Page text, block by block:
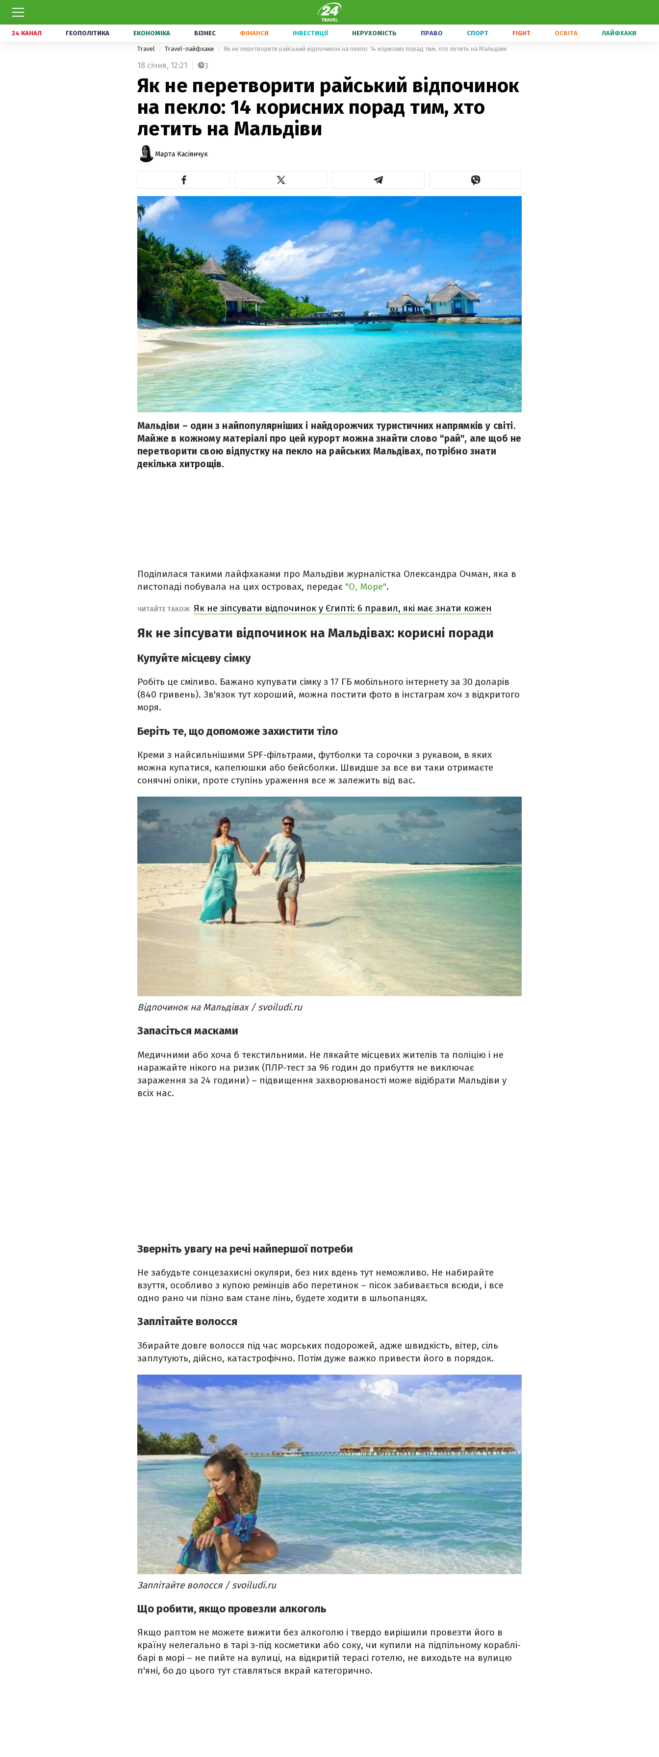
24 КАНАЛ ГЕОПОЛІТИКА ЕКОНОМІКА БІЗНЕС ФІНАНСИ ІНВЕСТИЦІЇ НЕРУХОМІСТЬ ПРАВО СПОРТ FIGHT ОСВІТА ЛАЙФХАКИ
Travel Travel-лайфхаки Як не перетворити райський відпочинок на пекло: 14 корисних порад тим, хто летить на Мальдіви
18 січня, 12:21 3
Як не перетворити райський відпочинок
на пекло: 14 корисних порад тим, хто
летить на Мальдіви
Марта Касіянчук
Мальдіви – один з найпопулярніших і найдорожчих туристичних напрямків у світі.
Майже в кожному матеріалі про цей курорт можна знайти слово "рай", але щоб не
перетворити свою відпустку на пекло на райських Мальдівах, потрібно знати
декілька хитрощів.
Поділилася такими лайфхаками про Мальдіви журналістка Олександра Очман, яка в
листопаді побувала на цих островах, передає "О, Море".
ЧИТАЙТЕ ТАКОЖ Як не зіпсувати відпочинок у Єгипті: 6 правил, які має знати кожен
Як не зіпсувати відпочинок на Мальдівах: корисні поради
Купуйте місцеву сімку
Робіть це сміливо. Бажано купувати сімку з 17 ГБ мобільного інтернету за 30 доларів
(840 гривень). Зв'язок тут хороший, можна постити фото в інстаграм хоч з відкритого
моря.
Беріть те, що допоможе захистити тіло
Креми з найсильнішими SPF-фільтрами, футболки та сорочки з рукавом, в яких
можна купатися, капелюшки або бейсболки. Швидше за все ви таки отримаєте
сонячні опіки, проте ступінь ураження все ж залежить від вас.
Відпочинок на Мальдівах / svoiludi.ru
Запасіться масками
Медичними або хоча б текстильними. Не лякайте місцевих жителів та поліцію і не
наражайте нікого на ризик (ПЛР-тест за 96 годин до прибуття не виключає
зараження за 24 години) – підвищення захворюваності може відібрати Мальдіви у
всіх нас.
Зверніть увагу на речі найпершої потреби
Не забудьте сонцезахисні окуляри, без них вдень тут ​​неможливо. Не набирайте
взуття, особливо з купою ремінців або перетинок – пісок забивається всюди, і все
одно рано чи пізно вам стане лінь, будете ходити в шльопанцях.
Заплітайте волосся
Збирайте довге волосся під час морських подорожей, адже швидкість, вітер, сіль
заплутують, дійсно, катастрофічно. Потім дуже важко привести його в порядок.
Заплітайте волосся / svoiludi.ru
Що робити, якщо провезли алкоголь
Якщо раптом не можете вижити без алкоголю і твердо вирішили провезти його в
країну нелегально в тарі з-під косметики або соку, чи купили на підпільному кораблі-
барі в морі – не пийте на вулиці, на відкритій терасі готелю, не виходьте на вулицю
п'яні, бо до цього тут ставляться вкрай категорично.